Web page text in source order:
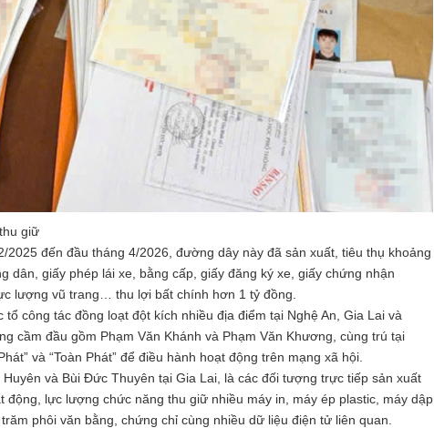
giữ
đến đầu tháng 4/2026, đường dây này đã sản xuất, tiêu thụ khoảng
dân, giấy phép lái xe, bằng cấp, giấy đăng ký xe, giấy chứng nhận
lượng vũ trang… thu lợi bất chính hơn 1 tỷ đồng.
công tác đồng loạt đột kích nhiều địa điểm tại Nghệ An, Gia Lai và
cầm đầu gồm Phạm Văn Khánh và Phạm Văn Khương, cùng trú tại
và “Toàn Phát” để điều hành hoạt động trên mạng xã hội.
và Bùi Đức Thuyên tại Gia Lai, là các đối tượng trực tiếp sản xuất
lực lượng chức năng thu giữ nhiều máy in, máy ép plastic, máy dập
phôi văn bằng, chứng chỉ cùng nhiều dữ liệu điện tử liên quan.